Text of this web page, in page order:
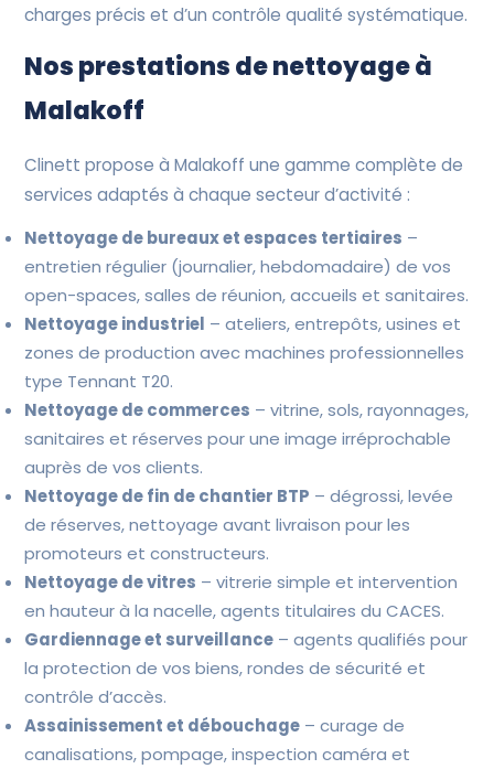
charges précis et d’un contrôle qualité systématique.
Nos prestations de nettoyage à
Malakoff
Clinett propose à Malakoff une gamme complète de
services adaptés à chaque secteur d’activité :
Nettoyage de bureaux et espaces tertiaires –
entretien régulier (journalier, hebdomadaire) de vos
open-spaces, salles de réunion, accueils et sanitaires.
Nettoyage industriel – ateliers, entrepôts, usines et
zones de production avec machines professionnelles
type Tennant T20.
Nettoyage de commerces – vitrine, sols, rayonnages,
sanitaires et réserves pour une image irréprochable
auprès de vos clients.
Nettoyage de fin de chantier BTP – dégrossi, levée
de réserves, nettoyage avant livraison pour les
promoteurs et constructeurs.
Nettoyage de vitres – vitrerie simple et intervention
en hauteur à la nacelle, agents titulaires du CACES.
Gardiennage et surveillance – agents qualifiés pour
la protection de vos biens, rondes de sécurité et
contrôle d’accès.
Assainissement et débouchage – curage de
canalisations, pompage, inspection caméra et